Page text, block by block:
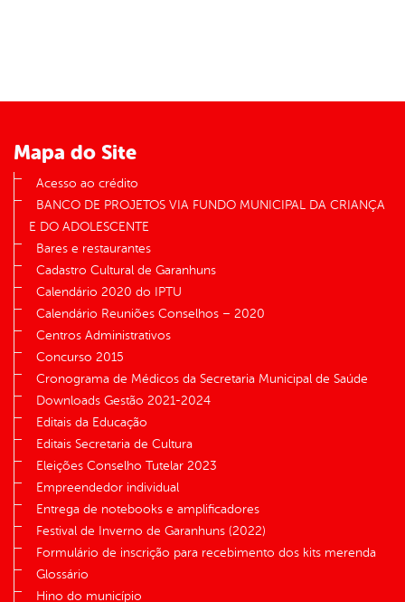
Mapa do Site
Acesso ao crédito
BANCO DE PROJETOS VIA FUNDO MUNICIPAL DA CRIANÇA
E DO ADOLESCENTE
Bares e restaurantes
Cadastro Cultural de Garanhuns
Calendário 2020 do IPTU
Calendário Reuniões Conselhos – 2020
Centros Administrativos
Concurso 2015
Cronograma de Médicos da Secretaria Municipal de Saúde
Downloads Gestão 2021-2024
Editais da Educação
Editais Secretaria de Cultura
Eleições Conselho Tutelar 2023
Empreendedor individual
Entrega de notebooks e amplificadores
Festival de Inverno de Garanhuns (2022)
Formulário de inscrição para recebimento dos kits merenda
Glossário
Hino do município